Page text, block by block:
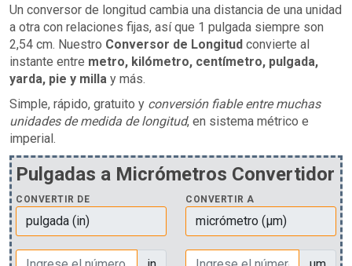
Un conversor de longitud cambia una distancia de una unidad
a otra con relaciones fijas, así que 1 pulgada siempre son
2,54 cm. Nuestro Conversor de Longitud convierte al
instante entre metro, kilómetro, centímetro, pulgada,
yarda, pie y milla y más.
Simple, rápido, gratuito y conversión fiable entre muchas
unidades de medida de longitud, en sistema métrico e
imperial.
Pulgadas a Micrómetros Convertidor
CONVERTIR DE CONVERTIR A